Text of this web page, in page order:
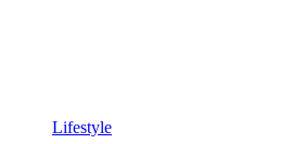
Lifestyle